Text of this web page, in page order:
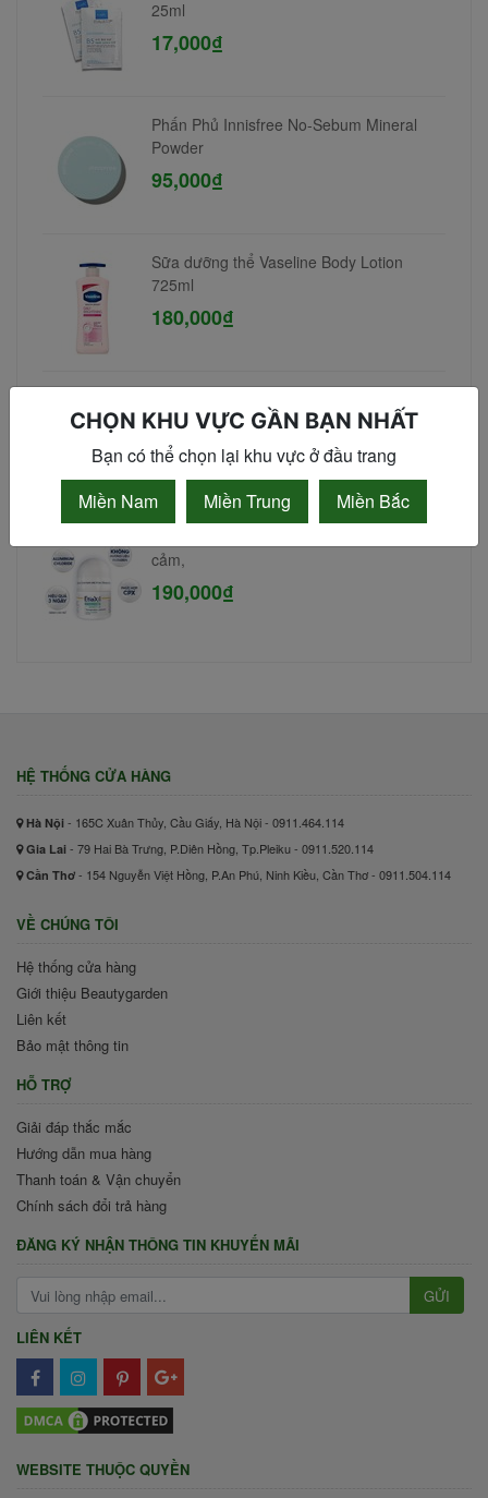
25ml
17,000₫
Phấn Phủ Innisfree No-Sebum Mineral
Powder
95,000₫
Sữa dưỡng thể Vaseline Body Lotion
725ml
180,000₫
Coffee Cinnamon Cloves 380gr
90,000₫
cảm,
190,000₫
HỆ THỐNG CỬA HÀNG
Hà Nội - 165C Xuân Thủy, Cầu Giấy, Hà Nội - 0911.464.114
Gia Lai - 79 Hai Bà Trưng, P.Diên Hồng, Tp.Pleiku - 0911.520.114
Cần Thơ - 154 Nguyễn Việt Hồng, P.An Phú, Ninh Kiều, Cần Thơ - 0911.504.114
VỀ CHÚNG TÔI
Hệ thống cửa hàng
Giới thiệu Beautygarden
Liên kết
Bảo mật thông tin
HỖ TRỢ
Giải đáp thắc mắc
Hướng dẫn mua hàng
Thanh toán & Vận chuyển
Chính sách đổi trả hàng
ĐĂNG KÝ NHẬN THÔNG TIN KHUYẾN MÃI
GỬI
LIÊN KẾT
WEBSITE THUỘC QUYỀN
CHỌN KHU VỰC GẦN BẠN NHẤT
Bạn có thể chọn lại khu vực ở đầu trang
Miền Nam
Miền Trung Miền Bắc